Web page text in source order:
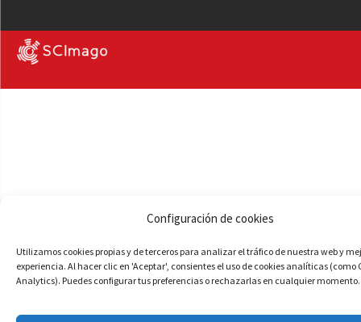
Configuración de cookies
Utilizamos cookies propias y de terceros para analizar el tráfico de nuestra web y
experiencia. Al hacer clic en 'Aceptar', consientes el uso de cookies analíticas (como
Analytics). Puedes configurar tus preferencias o rechazarlas en cualquier momento.